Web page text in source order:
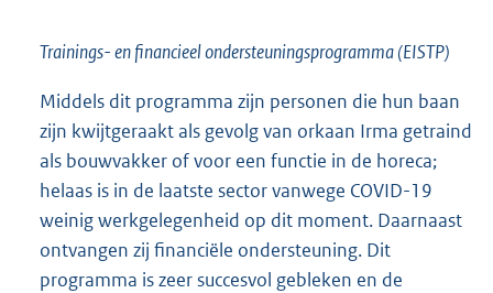
Trainings- en financieel ondersteuningsprogramma (EISTP)
Middels dit programma zijn personen die hun baan
zijn kwijtgeraakt als gevolg van orkaan Irma getraind
als bouwvakker of voor een functie in de horeca;
helaas is in de laatste sector vanwege COVID-19
weinig werkgelegenheid op dit moment. Daarnaast
ontvangen zij financiële ondersteuning. Dit
programma is zeer succesvol gebleken en de